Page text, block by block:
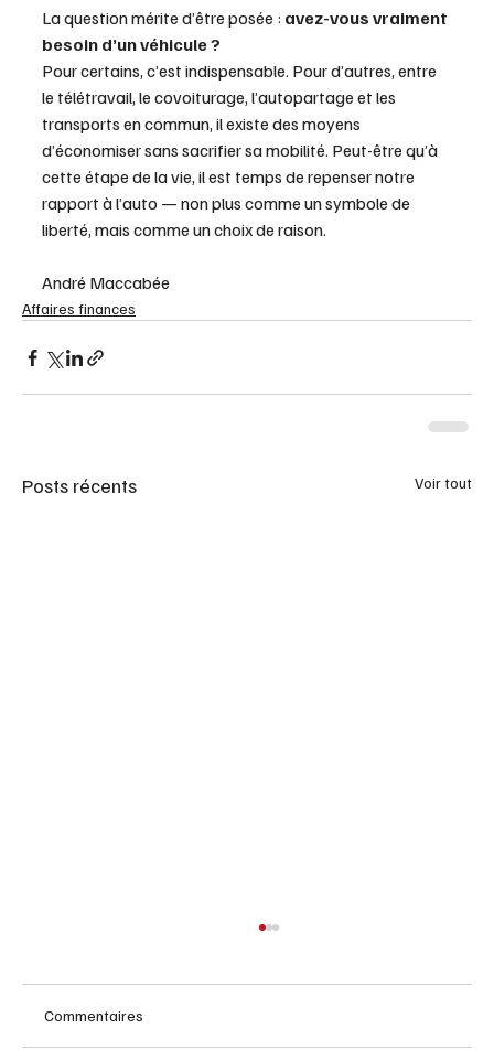
La question mérite d’être posée : avez-vous vraiment
besoin d’un véhicule ?
Pour certains, c’est indispensable. Pour d’autres, entre
le télétravail, le covoiturage, l’autopartage et les
transports en commun, il existe des moyens
d’économiser sans sacrifier sa mobilité. Peut-être qu’à
cette étape de la vie, il est temps de repenser notre
rapport à l’auto — non plus comme un symbole de
liberté, mais comme un choix de raison.
André Maccabée
Affaires finances
Posts récents Voir tout
Commentaires